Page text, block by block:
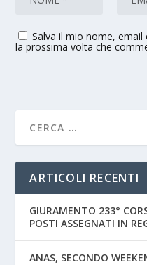
Salva il mio nome,
la prossima volta che
ARTICOLI RECENTI
GIURAMENTO 233°
POSTI ASSEGNATI IN
ANAS, SECONDO